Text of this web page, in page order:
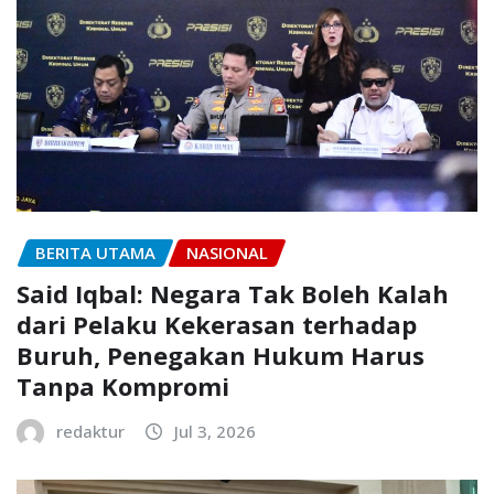
BERITA UTAMA NASIONAL
Said Iqbal: Negara Tak Boleh Kalah
dari Pelaku Kekerasan terhadap
Buruh, Penegakan Hukum Harus
Tanpa Kompromi
redaktur Jul 3, 2026